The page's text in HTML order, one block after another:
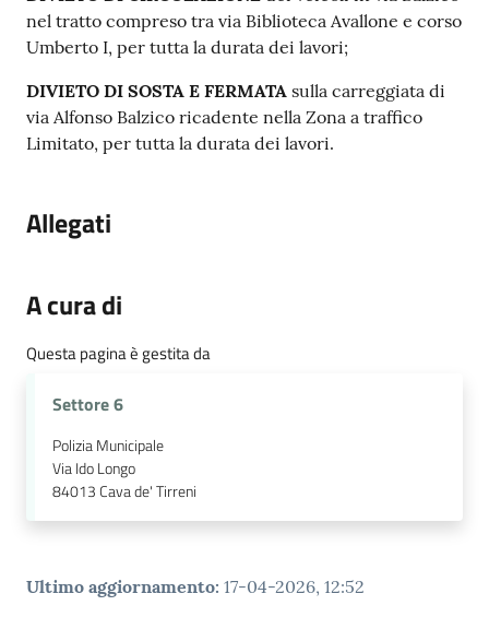
nel tratto compreso tra via Biblioteca Avallone e corso
Umberto I, per tutta la durata dei lavori;
DIVIETO DI SOSTA E FERMATA sulla carreggiata di
via Alfonso Balzico ricadente nella Zona a traffico
Limitato, per tutta la durata dei lavori.
Allegati
A cura di
Questa pagina è gestita da
Settore 6
Polizia Municipale
Via Ido Longo
84013Cava de' Tirreni
Ultimo aggiornamento: 17-04-2026, 12:52